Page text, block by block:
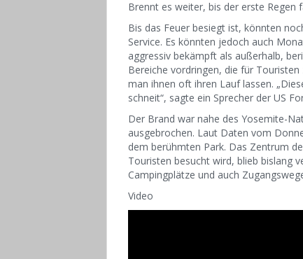
Brennt es weiter, bis der erste Regen
Bis das Feuer besiegt ist, könnten
Service. Es könnten jedoch auch
aggressiv bekämpft als außerhalb,
Bereiche vordringen, die für
man ihnen oft ihren Lauf lassen.
schneit“, sagte ein Sprecher der US
Der Brand war nahe des Yosemite-
ausgebrochen. Laut Daten vom
dem berühmten Park. Das Zentrum
Touristen besucht wird, blieb bislang
Campingplätze und auch
Video